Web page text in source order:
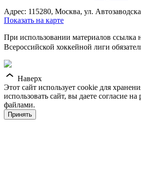
Адрес: 115280, Москва, ул.
Показать на карте
При использовании материалов ссылка
Всероссийской хоккейной лиги
Наверх
Этот сайт использует cookie для
использовать сайт, вы даете согласие на
файлами.
Принять